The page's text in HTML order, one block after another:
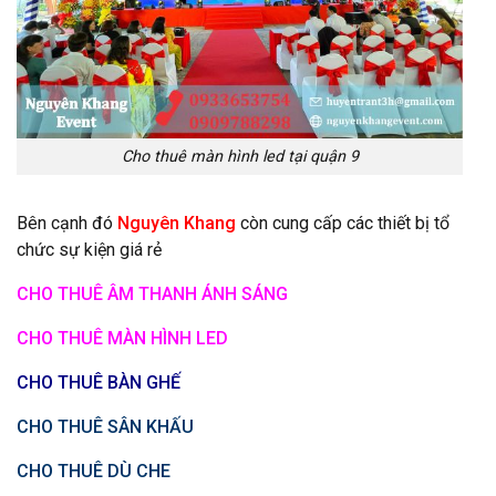
Cho thuê màn hình led tại quận 9
Bên cạnh đó Nguyên Khang còn cung cấp các thiết bị tổ
chức sự kiện giá rẻ
CHO THUÊ ÂM THANH ÁNH SÁNG
CHO THUÊ MÀN HÌNH LED
CHO THUÊ BÀN GHẾ
CHO THUÊ SÂN KHẤU
CHO THUÊ DÙ CHE